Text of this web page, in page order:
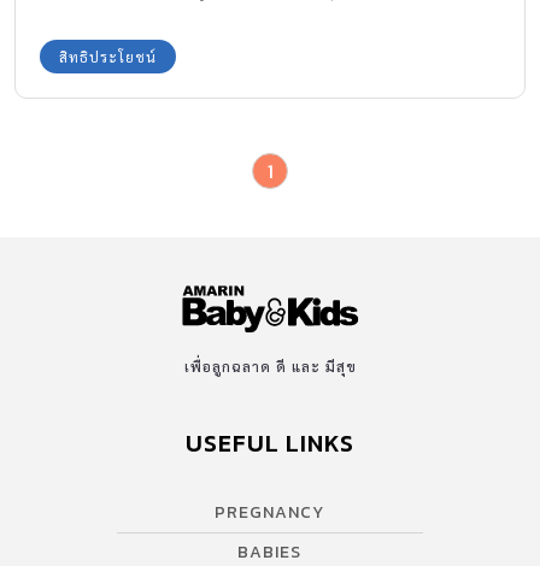
สิทธิประโยชน์
1
เพื่อลูกฉลาด ดี และ มีสุข
USEFUL LINKS
PREGNANCY
BABIES